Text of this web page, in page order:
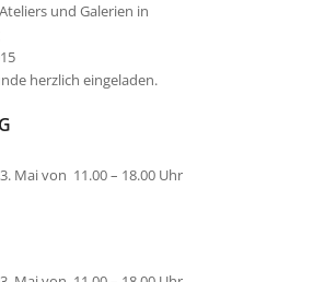
und Galerien in
herzlich eingeladen.
Mai von 11.00 – 18.00 Uhr